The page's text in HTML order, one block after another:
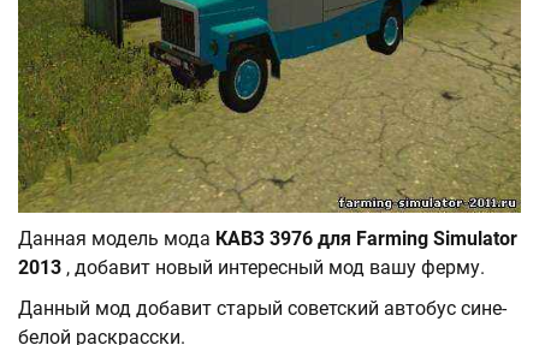
Данная модель мода КАВЗ 3976 для Farming Simulator
2013 , добавит новый интересный мод вашу ферму.
Данный мод добавит старый советский автобус сине-
белой раскрасски.